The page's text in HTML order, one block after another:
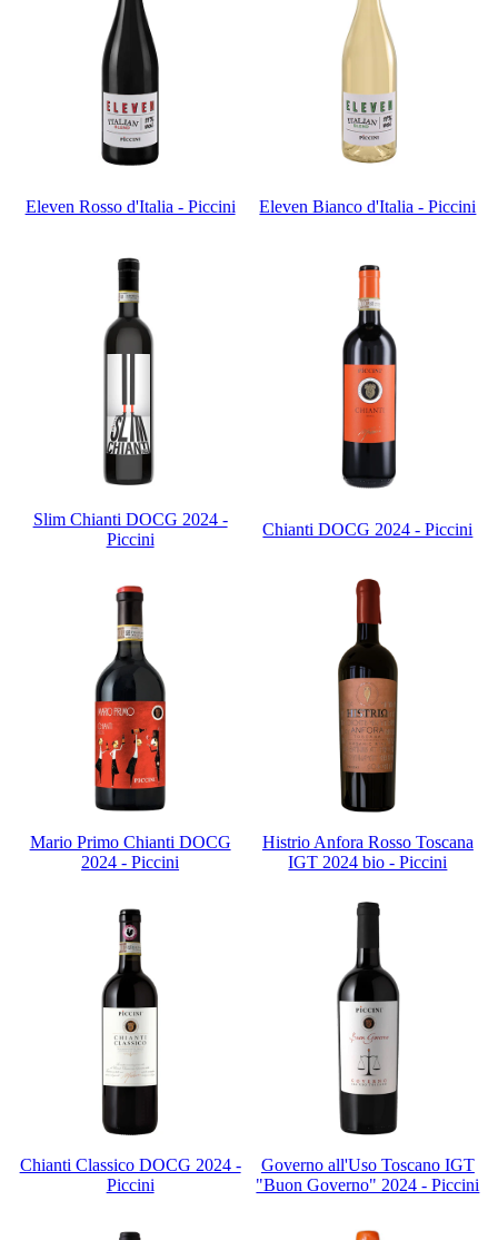
Eleven Rosso d'Italia - Piccini Eleven Bianco d'Italia - Piccini
Slim Chianti DOCG 2024 -
Piccini
Chianti DOCG 2024 - Piccini
Mario Primo Chianti DOCG
2024 - Piccini
Histrio Anfora Rosso Toscana
IGT 2024 bio - Piccini
Chianti Classico DOCG 2024 -
Piccini
Governo all'Uso Toscano IGT
"Buon Governo" 2024 - Piccini